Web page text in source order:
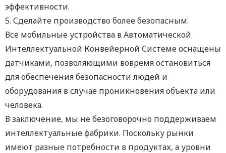
эффективности.
5. Сделайте производство более безопасным.
Все мобильные устройства в Автоматической
Интеллектуальной Конвейерной Системе оснащены
датчиками, позволяющими вовремя остановиться
для обеспечения безопасности людей и
оборудования в случае проникновения объекта или
человека.
В заключение, мы не безоговорочно поддерживаем
интеллектуальные фабрики. Поскольку рынки
имеют разные потребности в продуктах, а уровни